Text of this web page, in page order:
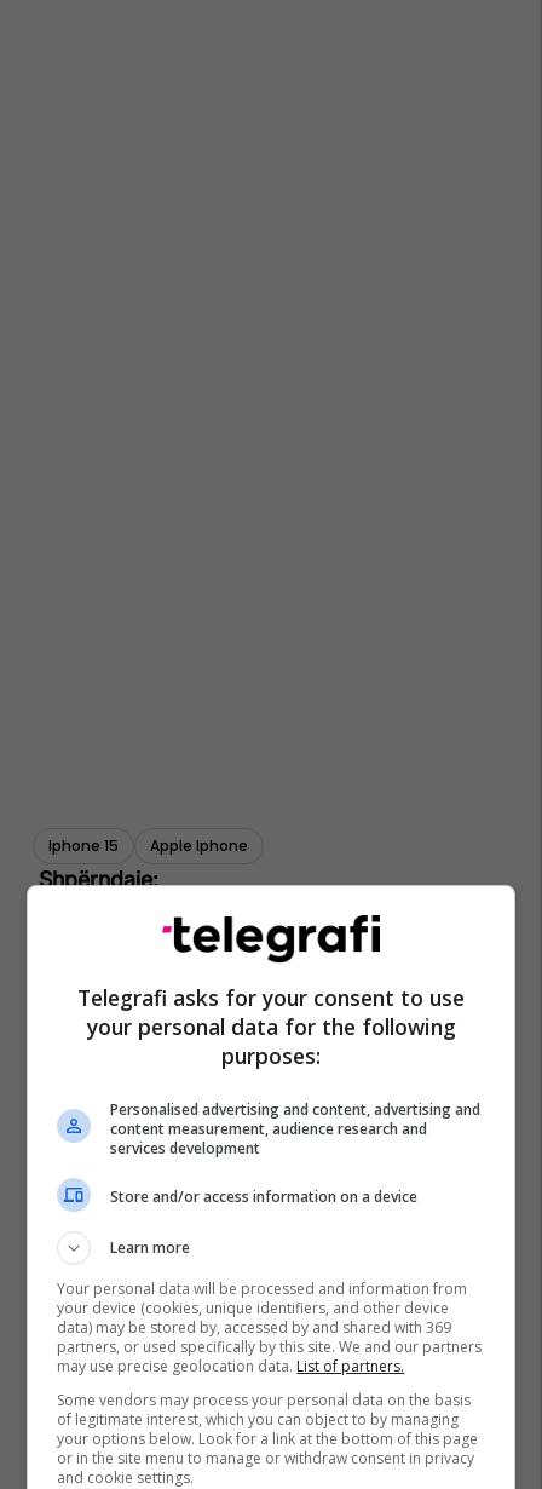
Iphone 15 Apple Iphone
Telegrafi asks for your consent to use
your personal data for the following
purposes:
Personalised advertising and content, advertising and
content measurement, audience research and
services development
Store and/or access information on a device
Learn more
Your personal data will be processed and information from
your device (cookies, unique identifiers, and other device
data) may be stored by, accessed by and shared with 369
partners, or used specifically by this site. We and our partners
may use precise geolocation data. List of partners.
Some vendors may process your personal data on the basis
of legitimate interest, which you can object to by managing
your options below. Look for a link at the bottom of this page
or in the site menu to manage or withdraw consent in privacy
and cookie settings.